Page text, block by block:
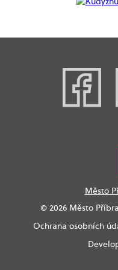
Město
© 2026 Město
Ochrana osobních